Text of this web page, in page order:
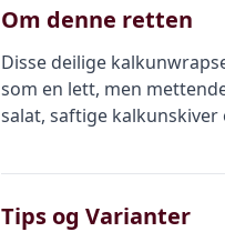
Om denne retten
Disse deilige
som en lett, men
salat, saftige
Tips og Varianter